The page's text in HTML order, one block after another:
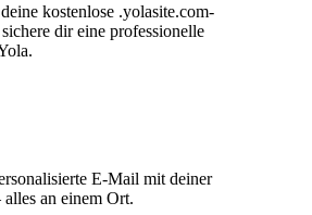
kostenlose .yolasite.com-
dir eine professionelle
E-Mail mit deiner
an einem Ort.